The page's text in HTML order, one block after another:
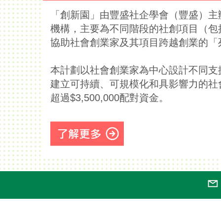
「創新園」由豐盛社企學會（豐盛）
機構，主要為不同階段的社創項目（
協助社會創業家及其項目跨越創業的
本計劃以社會創業家為中心設計不同
建立可持續、可規模化和具影響力的
超過$3,500,000配對資金。